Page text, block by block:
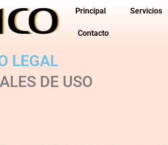
Principal Servicios
Contacto
LEGAL
DE USO